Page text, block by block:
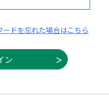
ードを忘れた場合はこちら